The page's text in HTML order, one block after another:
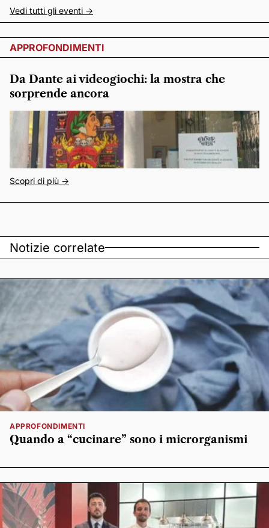
Vedi tutti gli eventi ->
APPROFONDIMENTI
Da Dante ai videogiochi: la mostra che
sorprende ancora
Scopri di più ->
Notizie correlate
APPROFONDIMENTI
Quando a “cucinare” sono i microrganismi